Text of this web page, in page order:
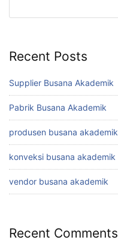
Recent Posts
Supplier Busana Akademik
Pabrik Busana Akademik
produsen busana akademik
konveksi busana akademik
vendor busana akademik
Recent Comments